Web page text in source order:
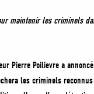
maintenir les criminels
Pierre Poilievre a
les criminels